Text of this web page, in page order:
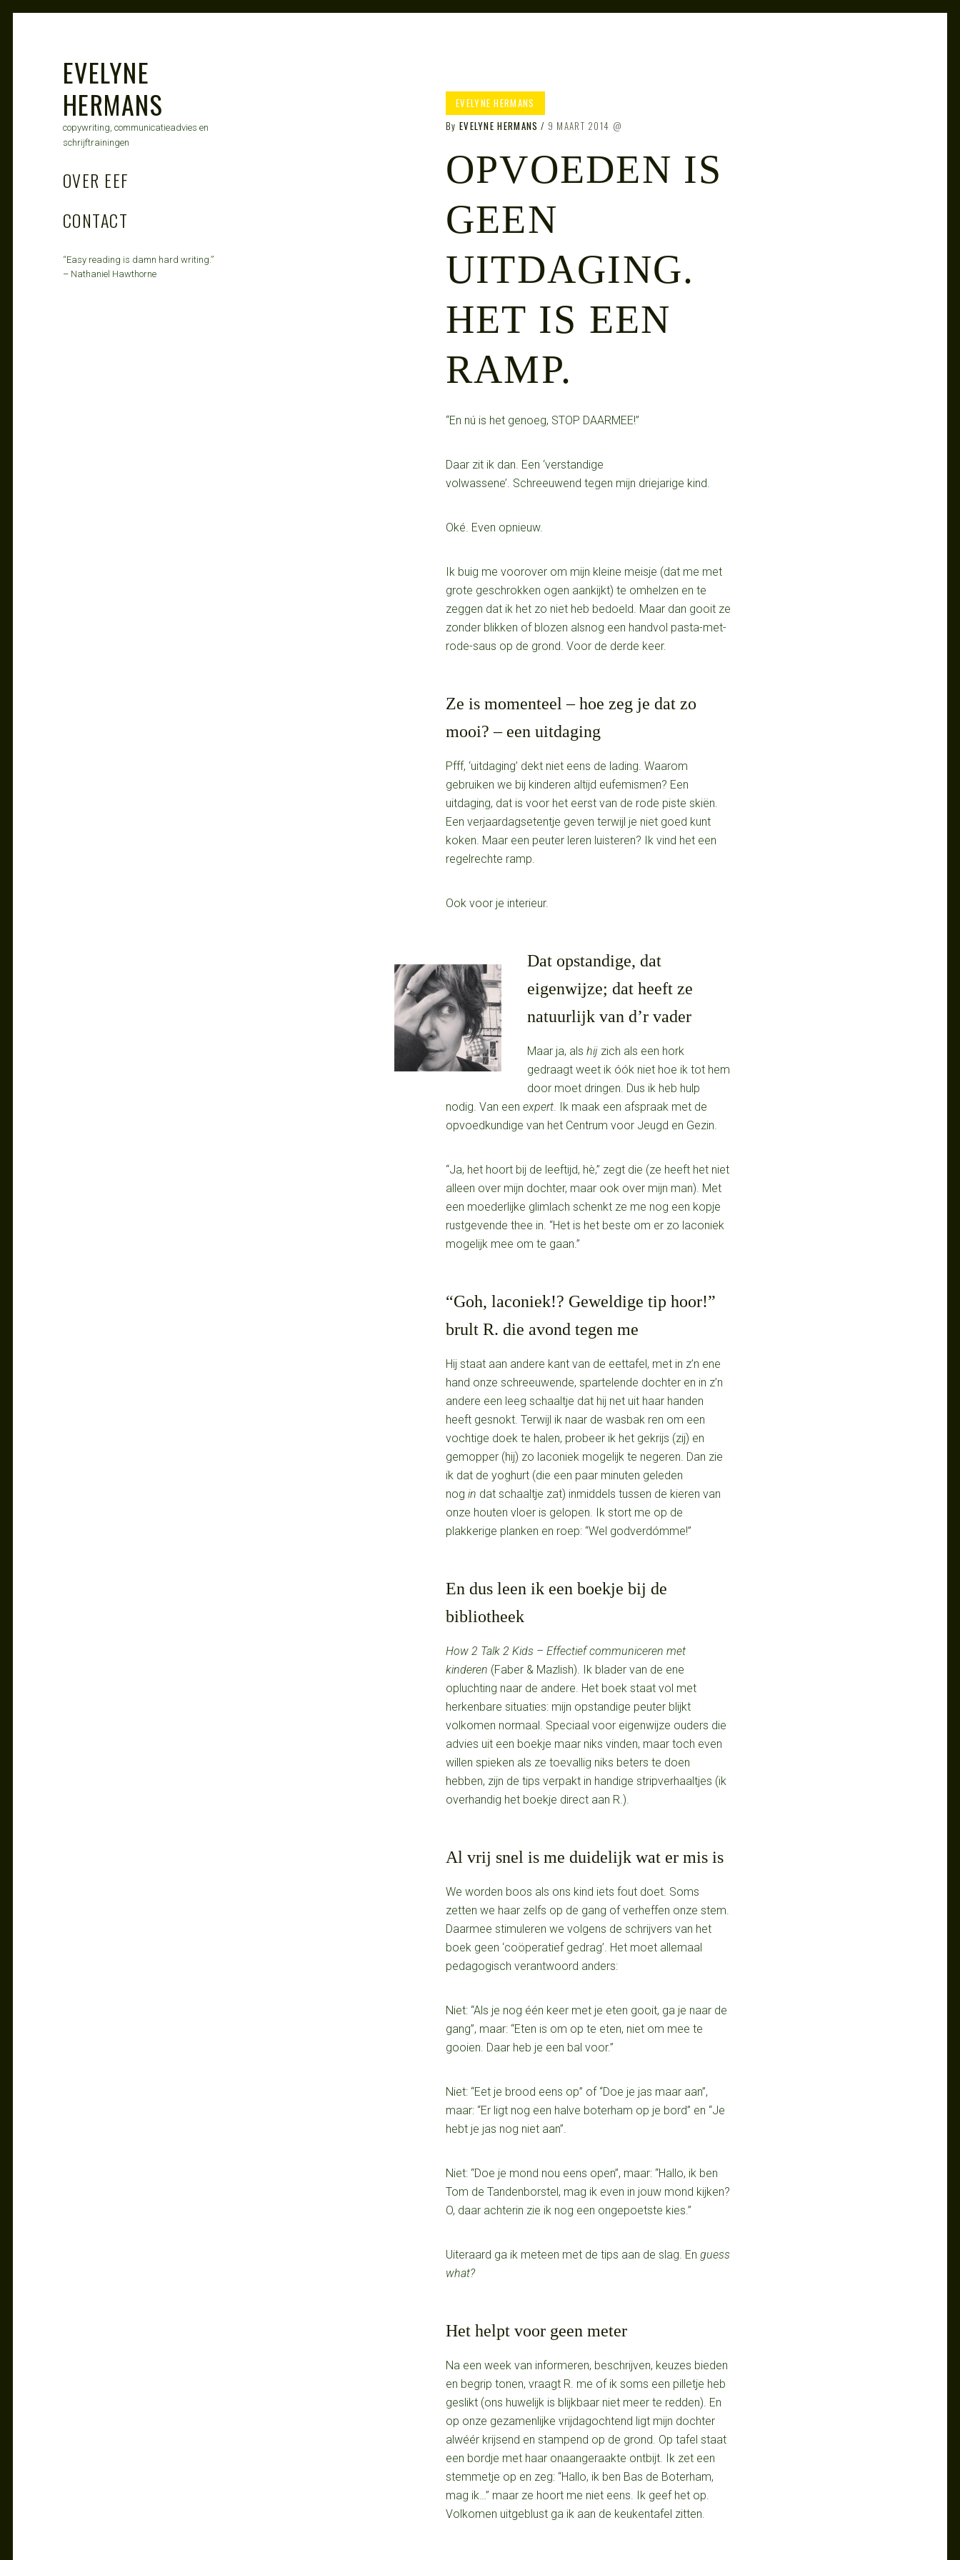
EVELYNE
HERMANS
copywriting, communicatieadvies en
schrijftrainingen
OVER EEF
CONTACT
EVELYNE HERMANS
By EVELYNE HERMANS 9 MAART 2014
OPVOEDEN IS
GEEN
UITDAGING.
HET IS EEN
RAMP.
“En nú is het genoeg, STOP DAARMEE!”
Daar zit ik dan. Een ‘verstandige
volwassene’. Schreeuwend tegen mijn driejarige kind.
Oké. Even opnieuw.
Ik buig me voorover om mijn kleine meisje (dat me met
grote geschrokken ogen aankijkt) te omhelzen en te
zeggen dat ik het zo niet heb bedoeld. Maar dan gooit ze
zonder blikken of blozen alsnog een handvol pasta-met-
rode-saus op de grond. Voor de derde keer.
Ze is momenteel – hoe zeg je dat zo
mooi? – een uitdaging
Pfff, ‘uitdaging’ dekt niet eens de lading. Waarom
gebruiken we bij kinderen altijd eufemismen? Een
uitdaging, dat is voor het eerst van de rode piste skiën.
Een verjaardagsetentje geven terwijl je niet goed kunt
koken. Maar een peuter leren luisteren? Ik vind het een
regelrechte ramp.
Ook voor je interieur.
Dat opstandige, dat
eigenwijze; dat heeft ze
natuurlijk van d’r vader
Maar ja, als hij zich als een hork
gedraagt weet ik óók niet hoe ik tot hem
door moet dringen. Dus ik heb hulp
nodig. Van een expert. Ik maak een afspraak met de
opvoedkundige van het Centrum voor Jeugd en Gezin.
“Ja, het hoort bij de leeftijd, hè,” zegt die (ze heeft het niet
alleen over mijn dochter, maar ook over mijn man). Met
een moederlijke glimlach schenkt ze me nog een kopje
rustgevende thee in. “Het is het beste om er zo laconiek
mogelijk mee om te gaan.”
“Goh, laconiek!? Geweldige tip hoor!”
brult R. die avond tegen me
Hij staat aan andere kant van de eettafel, met in z’n ene
hand onze schreeuwende, spartelende dochter en in z’n
andere een leeg schaaltje dat hij net uit haar handen
heeft gesnokt. Terwijl ik naar de wasbak ren om een
vochtige doek te halen, probeer ik het gekrijs (zij) en
gemopper (hij) zo laconiek mogelijk te negeren. Dan zie
ik dat de yoghurt (die een paar minuten geleden
nog in dat schaaltje zat) inmiddels tussen de kieren van
onze houten vloer is gelopen. Ik stort me op de
plakkerige planken en roep: “Wel godverdómme!”
En dus leen ik een boekje bij de
bibliotheek
How 2 Talk 2 Kids – Effectief communiceren met
kinderen (Faber & Mazlish). Ik blader van de ene
opluchting naar de andere. Het boek staat vol met
herkenbare situaties: mijn opstandige peuter blijkt
volkomen normaal. Speciaal voor eigenwijze ouders die
advies uit een boekje maar niks vinden, maar toch even
willen spieken als ze toevallig niks beters te doen
hebben, zijn de tips verpakt in handige stripverhaaltjes (ik
overhandig het boekje direct aan R.).
Al vrij snel is me duidelijk wat er mis is
We worden boos als ons kind iets fout doet. Soms
zetten we haar zelfs op de gang of verheffen onze stem.
Daarmee stimuleren we volgens de schrijvers van het
boek geen ‘coöperatief gedrag’. Het moet allemaal
pedagogisch verantwoord anders:
Niet: “Als je nog één keer met je eten gooit, ga je naar de
gang”, maar: “Eten is om op te eten, niet om mee te
gooien. Daar heb je een bal voor.”
Niet: “Eet je brood eens op” of “Doe je jas maar aan”,
maar: “Er ligt nog een halve boterham op je bord” en “Je
hebt je jas nog niet aan”.
Niet: “Doe je mond nou eens open”, maar: “Hallo, ik ben
Tom de Tandenborstel, mag ik even in jouw mond kijken?
O, daar achterin zie ik nog een ongepoetste kies.”
Uiteraard ga ik meteen met de tips aan de slag. En guess
what?
Het helpt voor geen meter
Na een week van informeren, beschrijven, keuzes bieden
en begrip tonen, vraagt R. me of ik soms een pilletje heb
geslikt (ons huwelijk is blijkbaar niet meer te redden). En
op onze gezamenlijke vrijdagochtend ligt mijn dochter
alwéér krijsend en stampend op de grond. Op tafel staat
een bordje met haar onaangeraakte ontbijt. Ik zet een
stemmetje op en zeg: “Hallo, ik ben Bas de Boterham,
mag ik…” maar ze hoort me niet eens. Ik geef het op.
Volkomen uitgeblust ga ik aan de keukentafel zitten.
“Easy reading is damn hard writing.”
– Nathaniel Hawthorne